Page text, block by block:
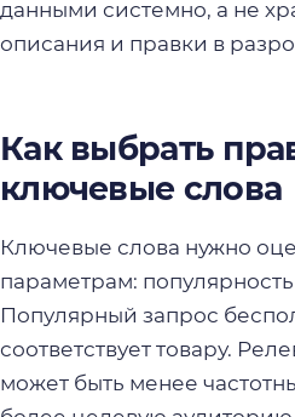
данными системно, а не
описания и правки в
Как выбрать
ключевые слова
Ключевые слова нужно
параметрам:
Популярный запрос
соответствует товару.
может быть менее